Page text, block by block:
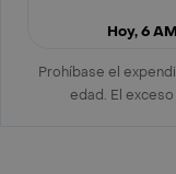
Hoy, 6 AM
Prohíbase el
edad. El